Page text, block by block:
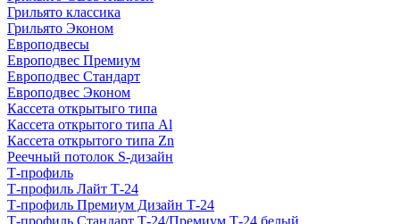
Грильято классика
Грильято Эконом
Европодвесы
Европодвес Премиум
Европодвес Стандарт
Европодвес Эконом
Кассета открытыго типа
Кассета открытого типа Al
Кассета открытого типа Zn
Реечный потолок S-дизайн
Т-профиль
Т-профиль Лайт Т-24
Т-профиль Премиум Дизайн Т-24
Т-профиль Стандарт Т-24/Премиум Т-24 белый